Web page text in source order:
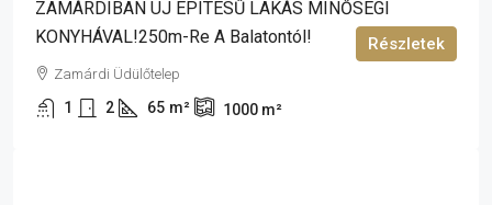
ZAMÁRDIBAN ÚJ ÉPÍTÉSŰ LAKÁS MINŐSÉGI
KONYHÁVAL!250m-Re A Balatontól!
Zamárdi Üdülőtelep
1 2 65 m² 1000 m²
Részletek